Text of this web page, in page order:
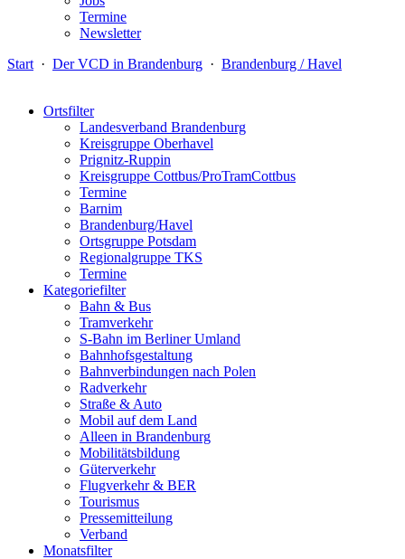
Termine
Newsletter
Start · Der VCD in Brandenburg · Brandenburg / Havel
Ortsfilter
Landesverband Brandenburg
Kreisgruppe Oberhavel
Prignitz-Ruppin
Kreisgruppe Cottbus/ProTramCottbus
Termine
Barnim
Brandenburg/Havel
Ortsgruppe Potsdam
Regionalgruppe TKS
Termine
Kategoriefilter
Bahn & Bus
Tramverkehr
S-Bahn im Berliner Umland
Bahnhofsgestaltung
Bahnverbindungen nach Polen
Radverkehr
Straße & Auto
Mobil auf dem Land
Alleen in Brandenburg
Mobilitätsbildung
Güterverkehr
Flugverkehr & BER
Tourismus
Pressemitteilung
Verband
Monatsfilter